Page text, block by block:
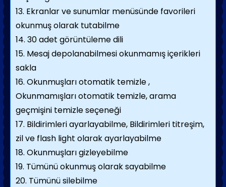
13. Ekranlar ve sunumlar menüsünde favorileri
okunmuş olarak tutabilme
14. 30 adet görüntüleme dili
15. Mesaj depolanabilmesi okunmamış içerikleri
sakla
16. Okunmuşları otomatik temizle ,
Okunmamışları otomatik temizle, arama
geçmişini temizle seçeneği
17. Bildirimleri ayarlayabilme, Bildirimleri titreşim,
zil ve flash light olarak ayarlayabilme
18. Okunmuşları gizleyebilme
19. Tümünü okunmuş olarak sayabilme
20. Tümünü silebilme